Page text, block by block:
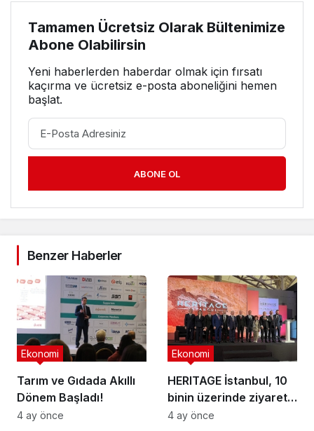
Tamamen Ücretsiz Olarak Bültenimize
Abone Olabilirsin
Yeni haberlerden haberdar olmak için fırsatı
kaçırma ve ücretsiz e-posta aboneliğini hemen
başlat.
ABONE OL
Benzer Haberler
Tarım ve Gıdada Akıllı
Dönem Başladı!
Ekonomi
4 ay önce
HERITAGE İstanbul, 10
binin üzerinde ziyaretçi
ağırladı
Ekonomi
4 ay önce